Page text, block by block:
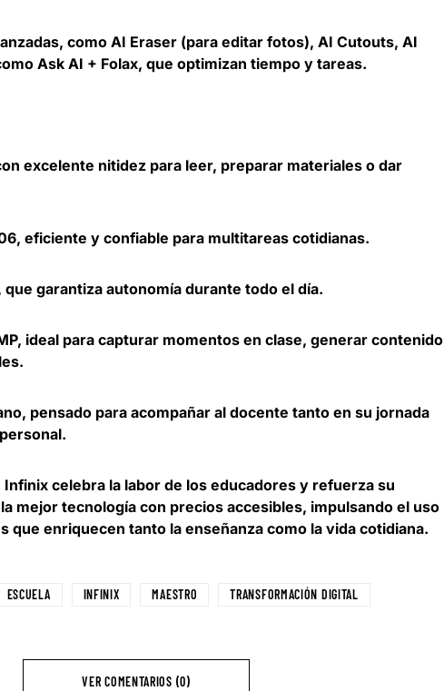
como AI Eraser (para editar fotos), AI Cutouts, AI
Ask AI + Folax, que optimizan tiempo y tareas.
excelente nitidez para leer, preparar materiales o dar
eficiente y confiable para multitareas cotidianas.
garantiza autonomía durante todo el día.
ideal para capturar momentos en clase, generar contenido
pensado para acompañar al docente tanto en su jornada
Infinix celebra la labor de los educadores y refuerza su
mejor tecnología con precios accesibles, impulsando el uso
que enriquecen tanto la enseñanza como la vida cotidiana.
ESCUELA INFINIX MAESTRO TRANSFORMACIÓN DIGITAL
VER COMENTARIOS (0)